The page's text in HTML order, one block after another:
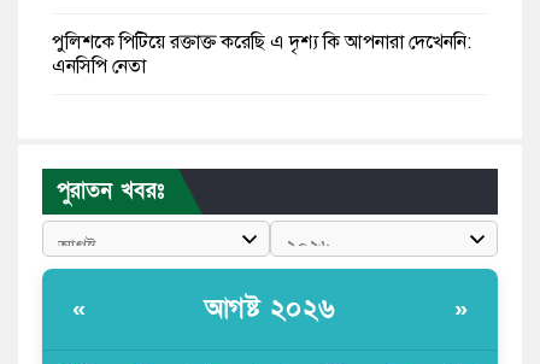
পুলিশকে পিটিয়ে রক্তাক্ত করেছি এ দৃশ্য কি আপনারা দেখেননি:
এনসিপি নেতা
বাংলাদেশী কর্মীদের আকামা নিয়ে বড় সুখবর দিলো সৌদি
সরকার
ভারতের পূর্ব সীমান্তে এখন ‘আরেকটি পাকিস্তান’ গড়ে উঠেছে:
পুরাতন খবরঃ
« আগষ্ট ২০২৬ »